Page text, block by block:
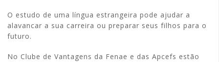
O estudo de uma língua estrangeira pode ajudar a
alavancar a sua carreira ou preparar seus filhos para o
futuro.
No Clube de Vantagens da Fenae e das Apcefs estão